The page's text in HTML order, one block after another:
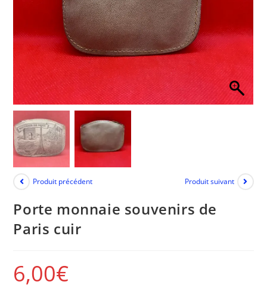
Produit précédent Produit suivant
Porte monnaie souvenirs de
Paris cuir
6,00€